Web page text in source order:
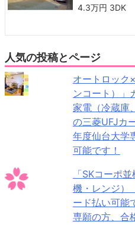
4.3万円 3DK
人気の投稿とページ
オートロッ
ンコート）
家電（冷蔵
の三菱UFJカ
年度仙台大学
可能です！
「SKコーポ
機・レンジ
ード払い可能
専願の方、合